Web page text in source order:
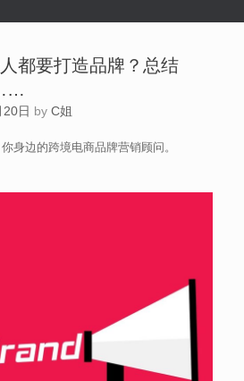
都要打造品牌？总结
日 by C姐
身边的跨境电商品牌营销顾问。